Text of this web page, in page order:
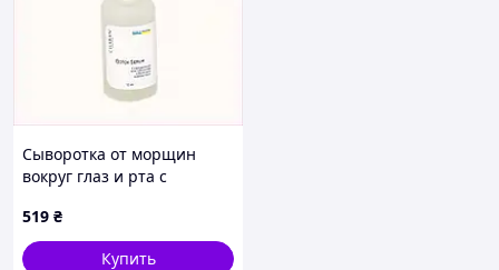
Сыворотка от морщин
вокруг глаз и рта с
8B1BM54467
519 ₴
Купить